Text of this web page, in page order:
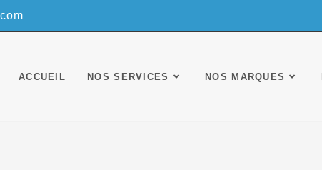
ACCUEIL NOS SERVICES NOS MARQUES